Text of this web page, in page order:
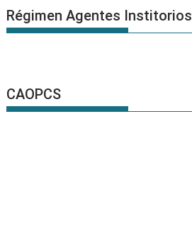
Régimen Agentes Institorios
CAOPCS